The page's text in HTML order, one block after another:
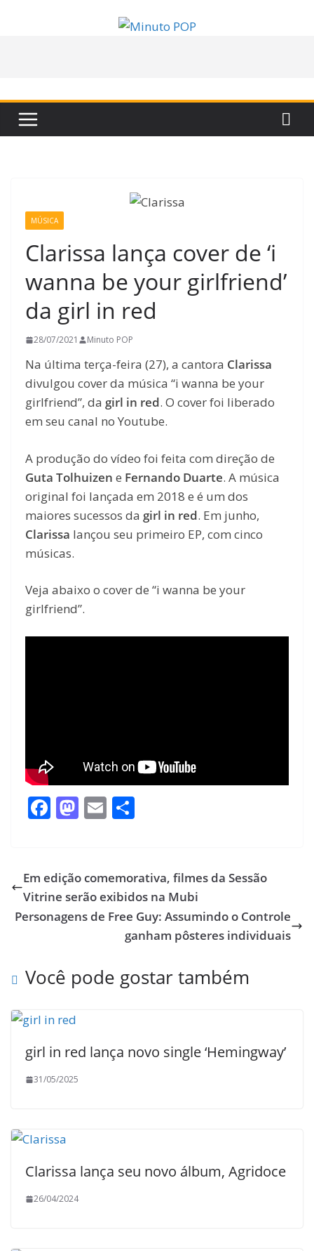
MÚSICA
Clarissa lança cover de ‘i
wanna be your girlfriend’
da girl in red
28/07/2021 Minuto POP
Na última terça-feira (27), a cantora Clarissa
divulgou cover da música “i wanna be your
girlfriend”, da girl in red. O cover foi liberado
em seu canal no Youtube.
A produção do vídeo foi feita com direção de
Guta Tolhuizen e Fernando Duarte. A música
original foi lançada em 2018 e é um dos
maiores sucessos da girl in red. Em junho,
Clarissa lançou seu primeiro EP, com cinco
músicas.
Veja abaixo o cover de “i wanna be your
girlfriend”.
F
b
o
o
M
d
o
n
E
l e
Em edição comemorativa, filmes da Sessão
Vitrine serão exibidos na Mubi
Personagens de Free Guy: Assumindo o Controle
ganham pôsteres individuais
Você pode gostar também
girl in red lança novo single ‘Hemingway’
31/05/2025
Clarissa lança seu novo álbum, Agridoce
26/04/2024